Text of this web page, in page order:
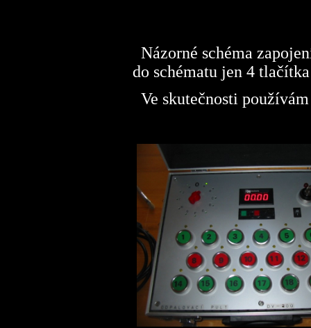
Názorné schéma
do schématu jen 4
Ve skutečnosti